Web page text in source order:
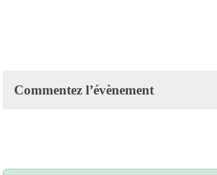
Commentez l’évènement